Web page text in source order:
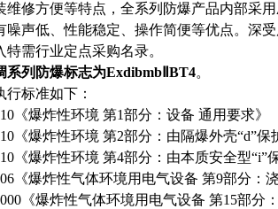
维修方便等特点，全系列防爆产品内部采
噪声低、性能稳定、操作简便等优点。深受
特需行业定点采购名录。
系列防爆标志为ExdibmbⅡBT4。
标准如下：
《爆炸性环境 第1部分：设备 通用要求》
《爆炸性环境 第2部分：由隔爆外壳“d”保
《爆炸性环境 第4部分：由本质安全型“i”
《爆炸性气体环境用电气设备 第9部分：浇
《爆炸性气体环境用电气设备 第15部分